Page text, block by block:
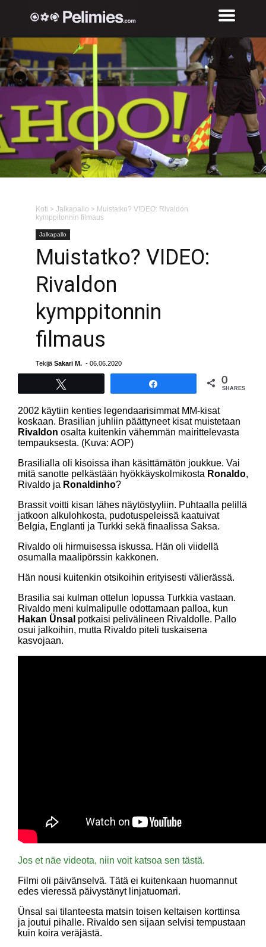
Koti > Jalkapallo > Muistatko? VIDEO: Rivaldon
kymppitonnin filmaus
Jalkapallo
Muistatko? VIDEO:
Rivaldon
kymppitonnin
filmaus
Tekijä Sakari M. - 06.06.2020
0
SHARES
2002 käytiin kenties legendaarisimmat MM-kisat
koskaan. Brasilian juhliin päättyneet kisat muistetaan
Rivaldon osalta kuitenkin vähemmän mairittelevasta
tempauksesta. (Kuva: AOP)
Brasilialla oli kisoissa ihan käsittämätön joukkue. Vai
mitä sanotte pelkästään hyökkäyskolmikosta Ronaldo,
Rivaldo ja Ronaldinho?
Brassit voitti kisan lähes näytöstyyliin. Puhtaalla pelillä
jatkoon alkulohkosta, pudotuspeleissä kaatuivat
Belgia, Englanti ja Turkki sekä finaalissa Saksa.
Rivaldo oli hirmuisessa iskussa. Hän oli viidellä
osumalla maalipörssin kakkonen.
Hän nousi kuitenkin otsikoihin erityisesti välierässä.
Brasilia sai kulman ottelun lopussa Turkkia vastaan.
Rivaldo meni kulmalipulle odottamaan palloa, kun
Hakan Ünsal potkaisi pelivälineen Rivaldolle. Pallo
osui jalkoihin, mutta Rivaldo piteli tuskaisena
kasvojaan.
Jos et näe videota, niin voit katsoa sen tästä.
Filmi oli päivänselvä. Tätä ei kuitenkaan huomannut
edes vieressä päivystänyt linjatuomari.
Ünsal sai tilanteesta matsin toisen keltaisen korttinsa
ja joutui pihalle. Rivaldo sen sijaan selvisi tempustaan
kuin koira veräjästä.